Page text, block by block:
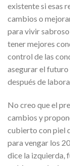
existente si esas
cambios o
para vivir
tener mejores
control de las
asegurar el
después de
No creo que el
cambios y
cubierto con piel
para vengar los
dice la izquierda,